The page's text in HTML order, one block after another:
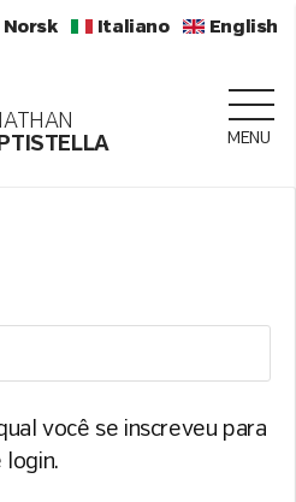
Norsk Italiano English
MENU
você se inscreveu para
login.